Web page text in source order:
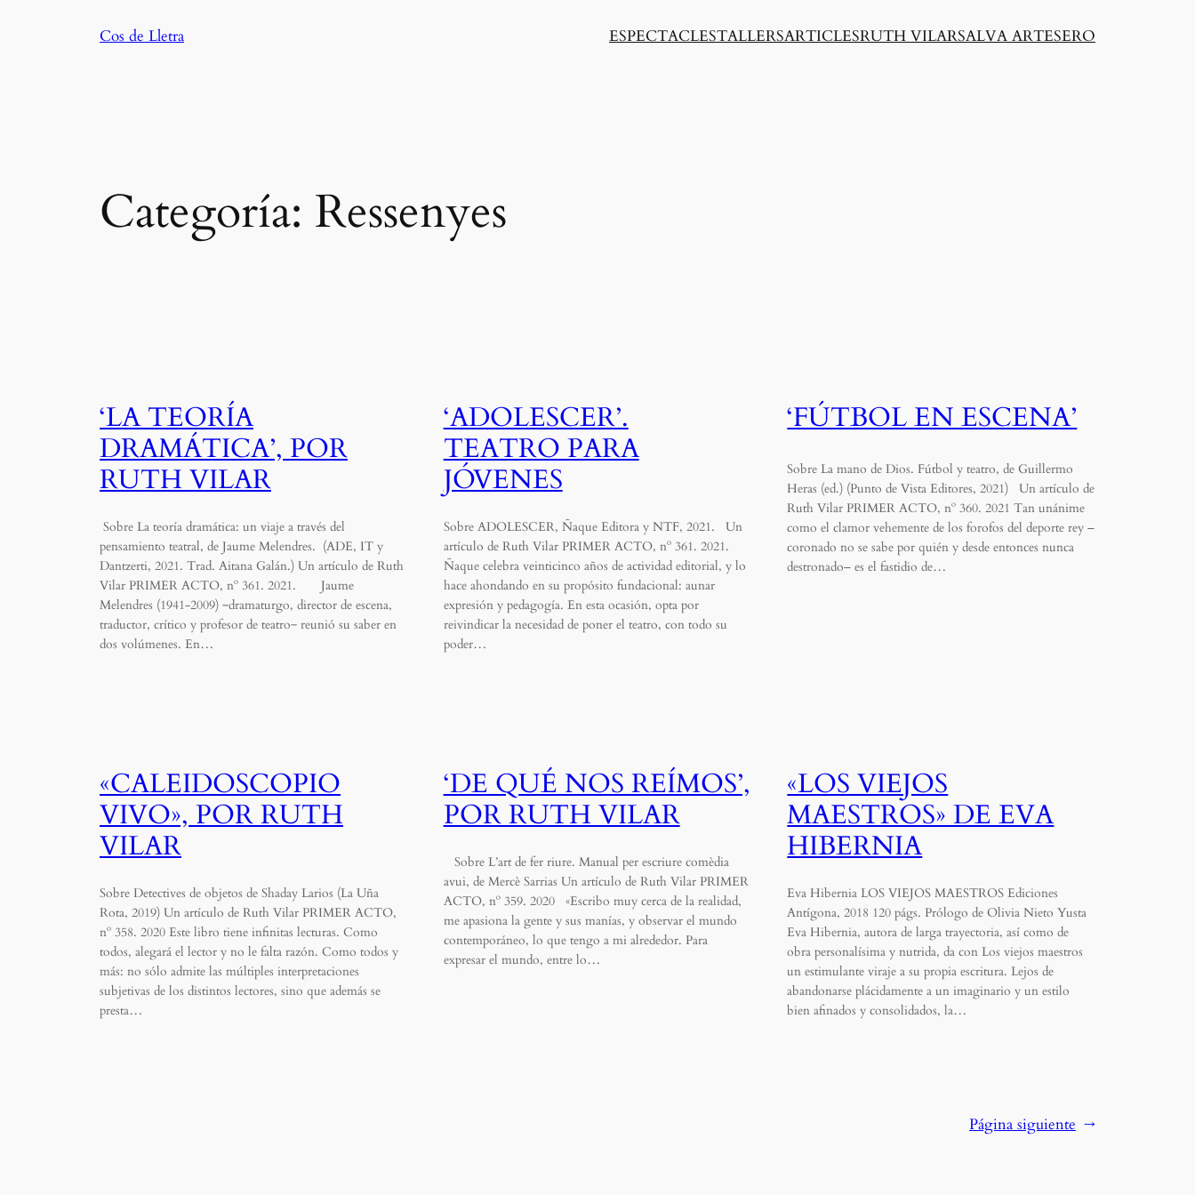
Cos de Lletra ESPECTACLESTALLERSARTICLESRUTH VILARSALVA ARTESERO
Categoría: Ressenyes
‘LA TEORÍA
DRAMÁTICA’, POR
RUTH VILAR
Sobre La teoría dramática: un viaje a través del
pensamiento teatral, de Jaume Melendres. (ADE, IT y
Dantzerti, 2021. Trad. Aitana Galán.) Un artículo de Ruth
Vilar PRIMER ACTO, nº 361. 2021. Jaume
Melendres (1941-2009) ‒dramaturgo, director de escena,
traductor, crítico y profesor de teatro‒ reunió su saber en
dos volúmenes. En…
‘ADOLESCER’.
TEATRO PARA
JÓVENES
Sobre ADOLESCER, Ñaque Editora y NTF, 2021. Un
artículo de Ruth Vilar PRIMER ACTO, nº 361. 2021.
Ñaque celebra veinticinco años de actividad editorial, y lo
hace ahondando en su propósito fundacional: aunar
expresión y pedagogía. En esta ocasión, opta por
reivindicar la necesidad de poner el teatro, con todo su
poder…
‘FÚTBOL EN ESCENA’
Sobre La mano de Dios. Fútbol y teatro, de Guillermo
Heras (ed.) (Punto de Vista Editores, 2021) Un artículo de
Ruth Vilar PRIMER ACTO, nº 360. 2021 Tan unánime
como el clamor vehemente de los forofos del deporte rey –
coronado no se sabe por quién y desde entonces nunca
destronado– es el fastidio de…
«CALEIDOSCOPIO
VIVO», POR RUTH
VILAR
Sobre Detectives de objetos de Shaday Larios (La Uña
Rota, 2019) Un artículo de Ruth Vilar PRIMER ACTO,
nº 358. 2020 Este libro tiene infinitas lecturas. Como
todos, alegará el lector y no le falta razón. Como todos y
más: no sólo admite las múltiples interpretaciones
subjetivas de los distintos lectores, sino que además se
presta…
‘DE QUÉ NOS REÍMOS’,
POR RUTH VILAR
Sobre L’art de fer riure. Manual per escriure comèdia
avui, de Mercè Sarrias Un artículo de Ruth Vilar PRIMER
ACTO, nº 359. 2020 «Escribo muy cerca de la realidad,
me apasiona la gente y sus manías, y observar el mundo
contemporáneo, lo que tengo a mi alrededor. Para
expresar el mundo, entre lo…
«LOS VIEJOS
MAESTROS» DE EVA
HIBERNIA
Eva Hibernia LOS VIEJOS MAESTROS Ediciones
Antígona, 2018 120 págs. Prólogo de Olivia Nieto Yusta
Eva Hibernia, autora de larga trayectoria, así como de
obra personalísima y nutrida, da con Los viejos maestros
un estimulante viraje a su propia escritura. Lejos de
abandonarse plácidamente a un imaginario y un estilo
bien afinados y consolidados, la…
Página siguiente →